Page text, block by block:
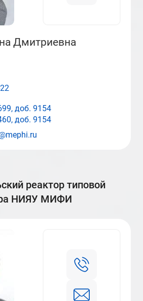
Дмитриевна
доб. 9154
доб. 9154
НИЯУ МИФИ